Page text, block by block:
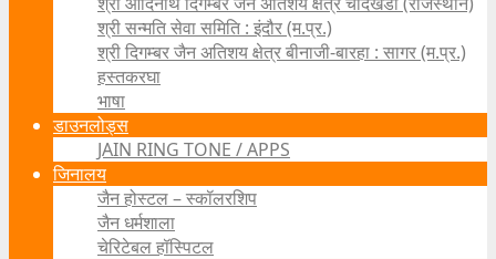
श्री सन्मति सेवा समिति : इंदौर (म.प्र.)
श्री दिगम्बर जैन अतिशय क्षेत्र बीनाजी-बारहा : सागर (म.प्र.)
हस्तकरघा
भाषा
डाउनलोड्स
JAIN RING TONE / APPS
जिनालय
जैन होस्टल – स्कॉलरशिप
जैन धर्मशाला
चेरिटेबल हॉस्पिटल